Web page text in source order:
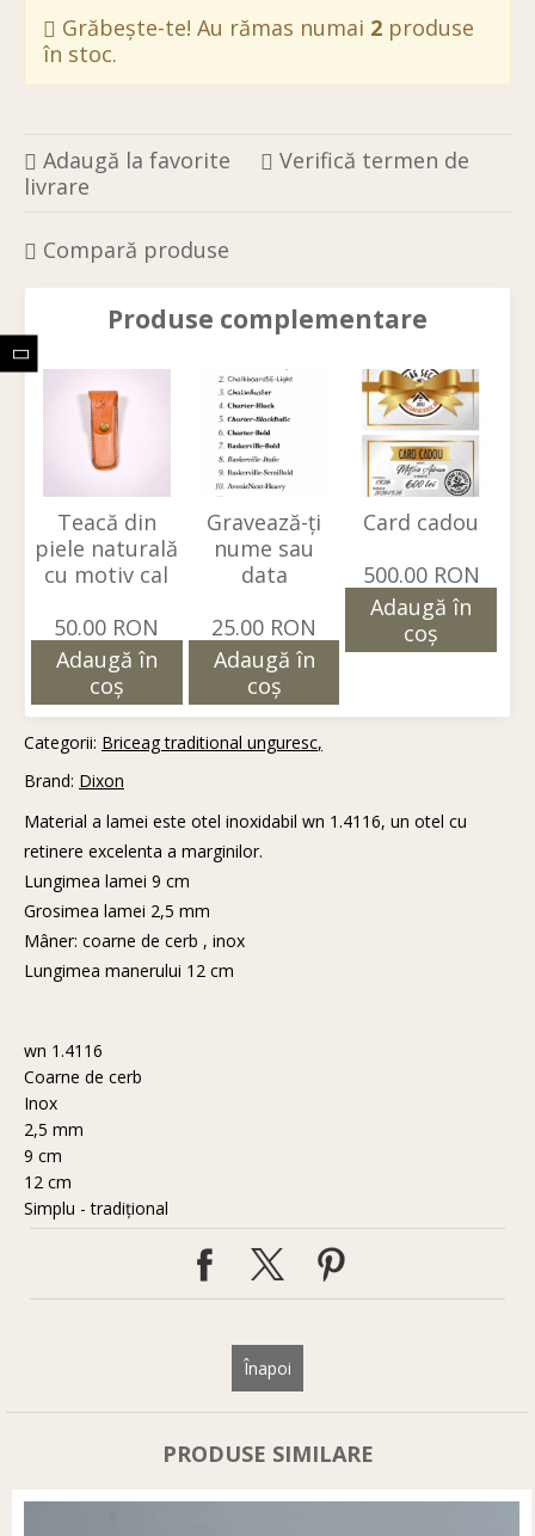
Grăbește-te! Au rămas numai 2 produse
în stoc.
Adaugă la favorite
Verifică termen de
livrare
Compară produse
Produse complementare
Teacă din
piele naturală
cu motiv cal
50.00 RON
Adaugă în
coş
Gravează-ți
nume sau
data
25.00 RON
Adaugă în
coş
Card cadou
500.00 RON
Adaugă în
coş
Categorii: Briceag traditional unguresc
Brand: Dixon
Material a lamei este otel inoxidabil wn 1.4116, un otel cu
retinere excelenta a marginilor.
Lungimea lamei 9 cm
Grosimea lamei 2,5 mm
Mâner: coarne de cerb , inox
Lungimea manerului 12 cm
wn 1.4116
Coarne de cerb
Inox
2,5 mm
9 cm
12 cm
Simplu - tradiţional
Înapoi
PRODUSE SIMILARE